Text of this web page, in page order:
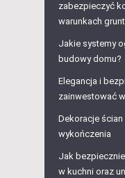
zabezpieczyć
warunkach
Jakie systemy
budowy domu?
Elegancja i
zainwestować
Dekoracje ścian
wykończenia
Jak
w kuchni oraz